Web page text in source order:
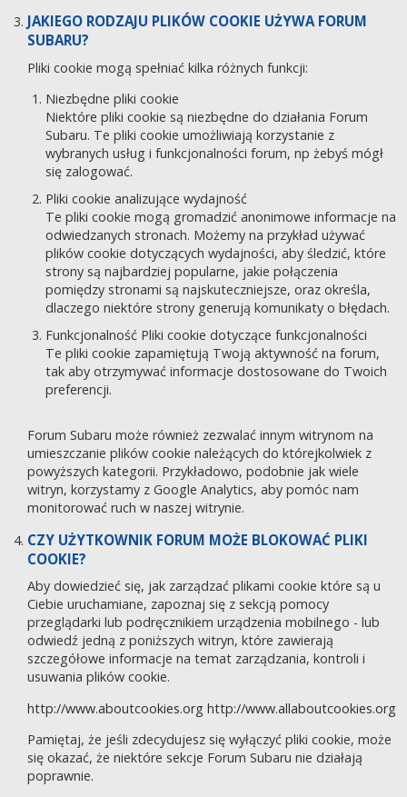
JAKIEGO RODZAJU PLIKÓW COOKIE UŻYWA FORUM
SUBARU?
Pliki cookie mogą spełniać kilka różnych funkcji:
Niezbędne pliki cookie
Niektóre pliki cookie są niezbędne do działania Forum
Subaru. Te pliki cookie umożliwiają korzystanie z
wybranych usług i funkcjonalności forum, np żebyś mógł
się zalogować.
Pliki cookie analizujące wydajność
Te pliki cookie mogą gromadzić anonimowe informacje na
odwiedzanych stronach. Możemy na przykład używać
plików cookie dotyczących wydajności, aby śledzić, które
strony są najbardziej popularne, jakie połączenia
pomiędzy stronami są najskuteczniejsze, oraz określa,
dlaczego niektóre strony generują komunikaty o błędach.
Funkcjonalność Pliki cookie dotyczące funkcjonalności
Te pliki cookie zapamiętują Twoją aktywność na forum,
tak aby otrzymywać informacje dostosowane do Twoich
preferencji.
Forum Subaru może również zezwalać innym witrynom na
umieszczanie plików cookie należących do którejkolwiek z
powyższych kategorii. Przykładowo, podobnie jak wiele
witryn, korzystamy z Google Analytics, aby pomóc nam
monitorować ruch w naszej witrynie.
CZY UŻYTKOWNIK FORUM MOŻE BLOKOWAĆ PLIKI
COOKIE?
Aby dowiedzieć się, jak zarządzać plikami cookie które są u
Ciebie uruchamiane, zapoznaj się z sekcją pomocy
przeglądarki lub podręcznikiem urządzenia mobilnego - lub
odwiedź jedną z poniższych witryn, które zawierają
szczegółowe informacje na temat zarządzania, kontroli i
usuwania plików cookie.
http://www.aboutcookies.org http://www.allaboutcookies.org
Pamiętaj, że jeśli zdecydujesz się wyłączyć pliki cookie, może
się okazać, że niektóre sekcje Forum Subaru nie działają
poprawnie.